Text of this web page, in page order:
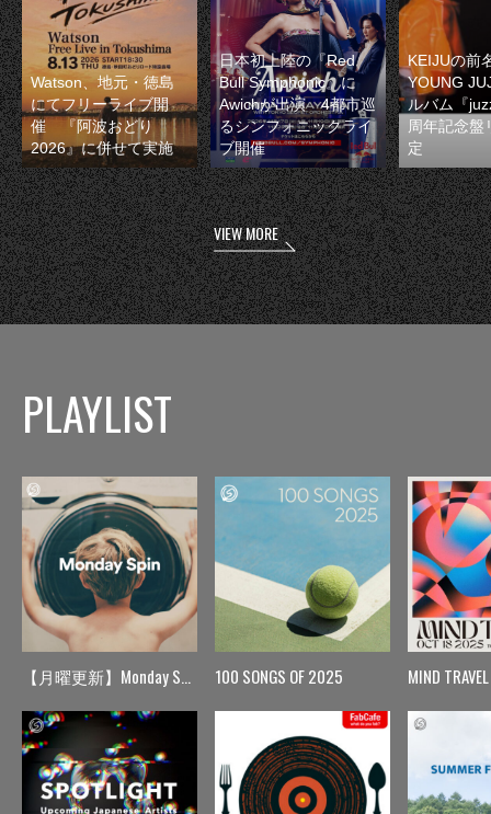
Watson、地元・徳島
にてフリーライブ開
催 『阿波おどり
2026』に併せて実施
日本初上陸の『Red
Bull Symphonic』に
Awichが出演 4都市巡
るシンフォニックライ
ブ開催
KEIJUの前
YOUNG
ルバム『
周年記念盤
定
VIEW MORE
PLAYLIST
【月曜更新】Monday Spin 100 SONGS OF 2025 MIND TRAVEL